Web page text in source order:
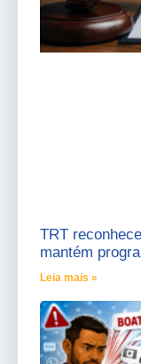
TRT
mantém
Leia mais »